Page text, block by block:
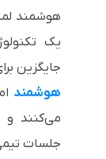
یک
جایگزین
هوشمند
می‌کنند و
جلسات